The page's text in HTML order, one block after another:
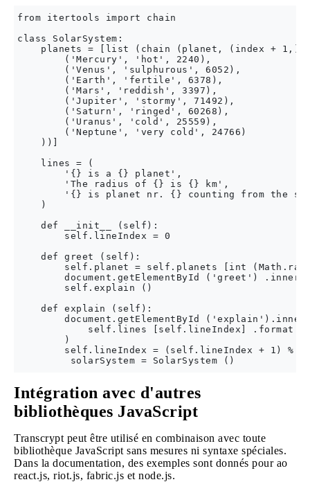
from itertools import chain
class SolarSystem:
planets = [list (chain (planet, (index +
        ('Mercury', 'hot', 2240),
        ('Venus', 'sulphurous', 6052),
        ('Earth', 'fertile', 6378),
        ('Mars', 'reddish', 3397),
        ('Jupiter', 'stormy', 71492),
        ('Saturn', 'ringed', 60268),
        ('Uranus', 'cold', 25559),
        ('Neptune', 'very cold', 24766)
    ))]
    lines = (
        '{} is a {} planet',
        'The radius of {} is {} km',
'{} is planet nr. {} counting from the
    )
    def __init__ (self):
        self.lineIndex = 0
    def greet (self):
self.planet = self.planets [int
document.getElementById ('greet')
        self.explain ()
    def explain (self):
document.getElementById
self.lines [self.lineIndex] .format
        )
        self.lineIndex = (self.lineIndex + 1) % 3
Intégration avec d'autres
bibliothèques JavaScript
Transcrypt peut être utilisé en combinaison avec toute
bibliothèque JavaScript sans mesures ni syntaxe spéciales.
Dans la documentation, des exemples sont donnés pour ao
react.js, riot.js, fabric.js et node.js.